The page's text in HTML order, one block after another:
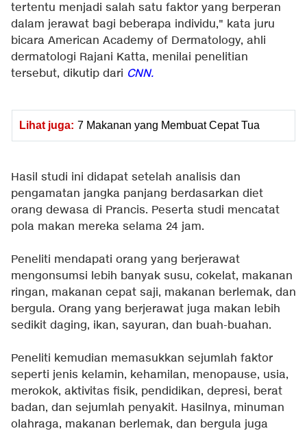
tertentu menjadi salah satu faktor yang berperan
dalam jerawat bagi beberapa individu," kata juru
bicara American Academy of Dermatology, ahli
dermatologi Rajani Katta, menilai penelitian
tersebut, dikutip dari CNN.
Lihat juga: 7 Makanan yang Membuat Cepat Tua
Hasil studi ini didapat setelah analisis dan
pengamatan jangka panjang berdasarkan diet
orang dewasa di Prancis. Peserta studi mencatat
pola makan mereka selama 24 jam.
Peneliti mendapati orang yang berjerawat
mengonsumsi lebih banyak susu, cokelat, makanan
ringan, makanan cepat saji, makanan berlemak, dan
bergula. Orang yang berjerawat juga makan lebih
sedikit daging, ikan, sayuran, dan buah-buahan.
Peneliti kemudian memasukkan sejumlah faktor
seperti jenis kelamin, kehamilan, menopause, usia,
merokok, aktivitas fisik, pendidikan, depresi, berat
badan, dan sejumlah penyakit. Hasilnya, minuman
olahraga, makanan berlemak, dan bergula juga